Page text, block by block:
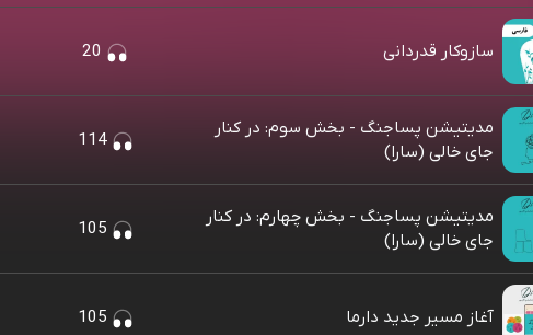
سازوکار قدردانی
مدیتیشن پساجنگ - بخش سوم: در کنار
جای خالی (سارا)
114
مدیتیشن پساجنگ - بخش چهارم: در کنار
جای خالی (سارا)
آغاز مسیر جدید دارما